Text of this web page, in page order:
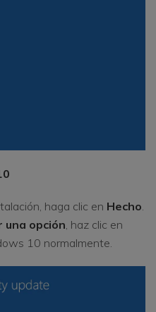
haga clic en Hecho.
una opción, haz clic en
10 normalmente.